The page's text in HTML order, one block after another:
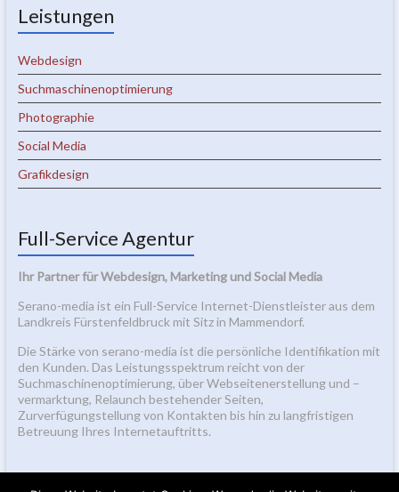
Leistungen
Webdesign
Suchmaschinenoptimierung
Photographie
Social Media
Grafikdesign
Full-Service Agentur
Ihr Partner für Webdesign, Marketing und Social Media
Serano-media ist ein Full-Service Internet-Dienstleister aus dem
Landkreis Fürstenfeldbruck mit Sitz in Mammendorf.
Die Stärke von serano-media ist die persönliche Identifikation mit
den Kunden. Das Leistungsspektrum reicht von der
Suchmaschinenoptimierung, über Webseitenerstellung und –
vermarktung, Relaunch bestehender Seiten,
Zurverfügungstellung von Kontakten bis hin zu langfristigen
Betreuung Ihres Internetauftritts.